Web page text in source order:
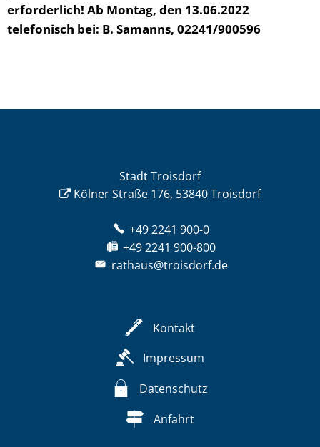
erforderlich! Ab Montag, den 13.06.2022
telefonisch bei: B. Samanns, 02241/900596
Stadt Troisdorf
Kölner Straße 176, 53840 Troisdorf
+49 2241 900-0
+49 2241 900-800
rathaus@troisdorf.de
Kontakt
Impressum
Datenschutz
Anfahrt